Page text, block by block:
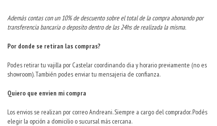
Además contas con un 10% de descuento sobre el total de la compra abonando por
transferencia bancaria o deposito dentro de las 24hs de realizada la misma.
Por donde se retiran las compras?
Podes retirar tu vajilla por Castelar coordinando dia y horario previamente (no es
showroom). También podes enviar tu mensajeria de confianza.
Quiero que envien mi compra
Los envios se realizan por correo Andreani. Siempre a cargo del comprador. Podés
elegir la opción a domicilio o sucursal más cercana.